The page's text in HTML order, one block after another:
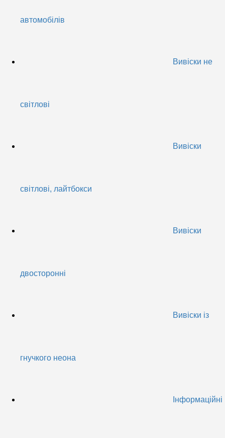
автомобілів
Вивіски не
світлові
Вивіски
світлові, лайтбокси
Вивіски
двосторонні
Вивіски із
гнучкого неона
Інформаційні